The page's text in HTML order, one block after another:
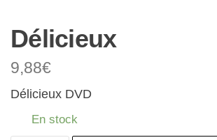
Délicieux
9,88€
Délicieux DVD
En stock